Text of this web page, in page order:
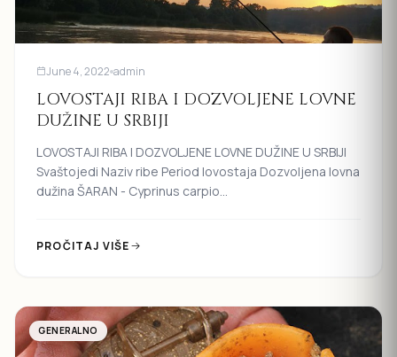
June 4, 2022 admin
LOVOSTAJI RIBA I DOZVOLJENE LOVNE
DUŽINE U SRBIJI
LOVOSTAJI RIBA I DOZVOLJENE LOVNE DUŽINE U SRBIJI
Svaštojedi Naziv ribe Period lovostaja Dozvoljena lovna
dužina ŠARAN - Cyprinus carpio...
PROČITAJ VIŠE
GENERALNO